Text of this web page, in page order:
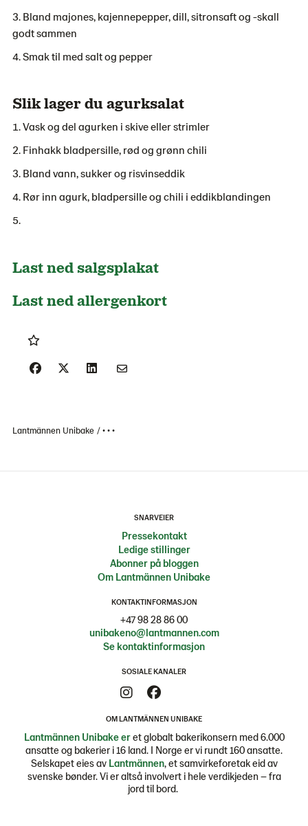
Bland majones, kajennepepper, dill, sitronsaft og -skall
godt sammen
Smak til med salt og pepper
Slik lager du agurksalat
Vask og del agurken i skive eller strimler
Finhakk bladpersille, rød og grønn chili
Bland vann, sukker og risvinseddik
Rør inn agurk, bladpersille og chili i eddikblandingen
Last ned salgsplakat
Last ned allergenkort
Lantmännen Unibake • • •
SNARVEIER
Pressekontakt
Ledige stillinger
Abonner på bloggen
Om Lantmännen Unibake
KONTAKTINFORMASJON
+47 98 28 86 00
unibakeno@lantmannen.com
Se kontaktinformasjon
SOSIALE KANALER
OM LANTMÄNNEN UNIBAKE
Lantmännen Unibake eret globalt bakerikonsern med 6.000
ansatte og bakerier i 16 land. I Norge er vi rundt 160 ansatte.
Selskapet eies av Lantmännen, et samvirkeforetak eid av
svenske bønder. Vi er altså involvert i hele verdikjeden – fra
jord til bord.